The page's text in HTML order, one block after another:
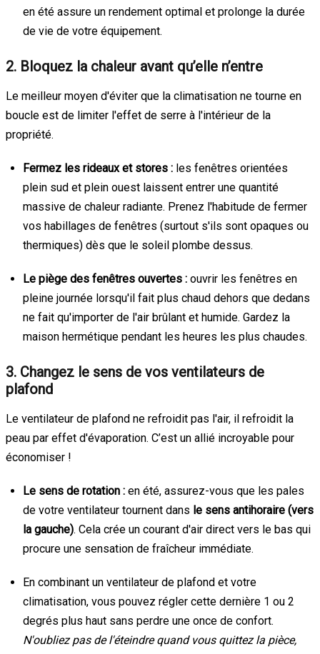
en été assure un rendement optimal et prolonge la durée
de vie de votre équipement.
2. Bloquez la chaleur avant qu’elle n’entre
Le meilleur moyen d'éviter que la climatisation ne tourne en
boucle est de limiter l'effet de serre à l'intérieur de la
propriété.
Fermez les rideaux et stores : les fenêtres orientées
plein sud et plein ouest laissent entrer une quantité
massive de chaleur radiante. Prenez l'habitude de fermer
vos habillages de fenêtres (surtout s'ils sont opaques ou
thermiques) dès que le soleil plombe dessus.
Le piège des fenêtres ouvertes : ouvrir les fenêtres en
pleine journée lorsqu'il fait plus chaud dehors que dedans
ne fait qu'importer de l'air brûlant et humide. Gardez la
maison hermétique pendant les heures les plus chaudes.
3. Changez le sens de vos ventilateurs de
plafond
Le ventilateur de plafond ne refroidit pas l'air, il refroidit la
peau par effet d'évaporation. C’est un allié incroyable pour
économiser !
Le sens de rotation : en été, assurez-vous que les pales
de votre ventilateur tournent dans le sens antihoraire (vers
la gauche). Cela crée un courant d'air direct vers le bas qui
procure une sensation de fraîcheur immédiate.
En combinant un ventilateur de plafond et votre
climatisation, vous pouvez régler cette dernière 1 ou 2
degrés plus haut sans perdre une once de confort.
N'oubliez pas de l'éteindre quand vous quittez la pièce,